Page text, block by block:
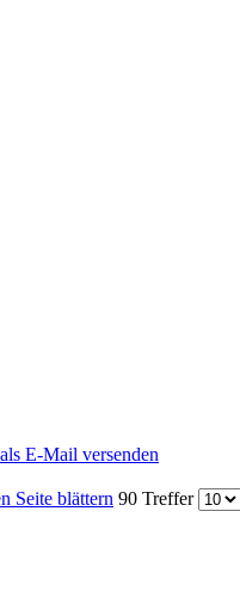
E-Mail versenden
Seite blättern 90 Treffer